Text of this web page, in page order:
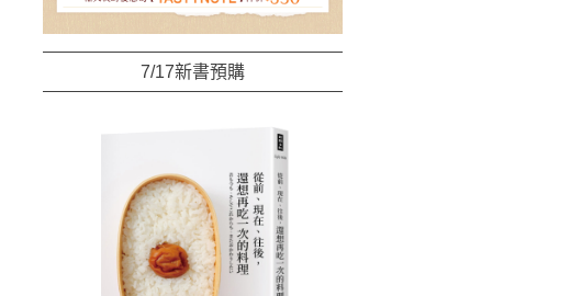
7/17新書預購